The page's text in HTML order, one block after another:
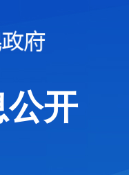
公开